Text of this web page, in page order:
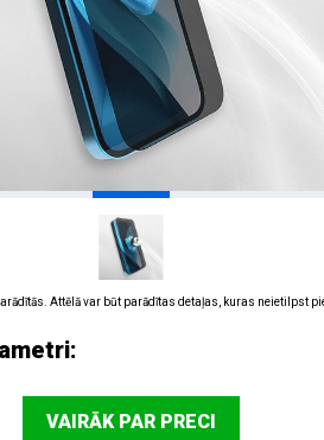
Attēlā var būt parādītas detaļas, kuras neietilpst
VAIRĀK PAR PRECI